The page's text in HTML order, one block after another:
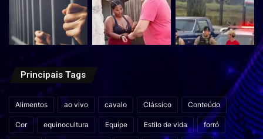
Principais Tags
Alimentos ao vivo cavalo Clássico Conteúdo
Cor equinocultura Equipe Estilo de vida forró